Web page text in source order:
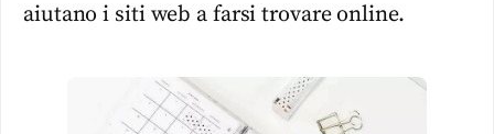
aiutano i siti web a farsi trovare online.